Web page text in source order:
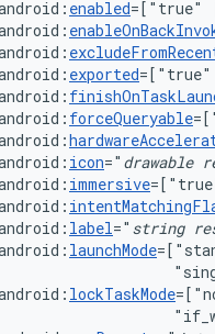
enabled=["true"
exported=["true"
forceQueryable
icon=" drawable
immersive
label=" string
launchMode
lockTaskMode